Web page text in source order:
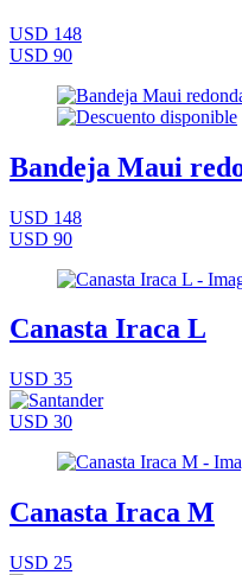
USD 148
USD 90
Bandeja Maui
USD 148
USD 90
Canasta Iraca L
USD 35
USD 30
Canasta Iraca M
USD 25